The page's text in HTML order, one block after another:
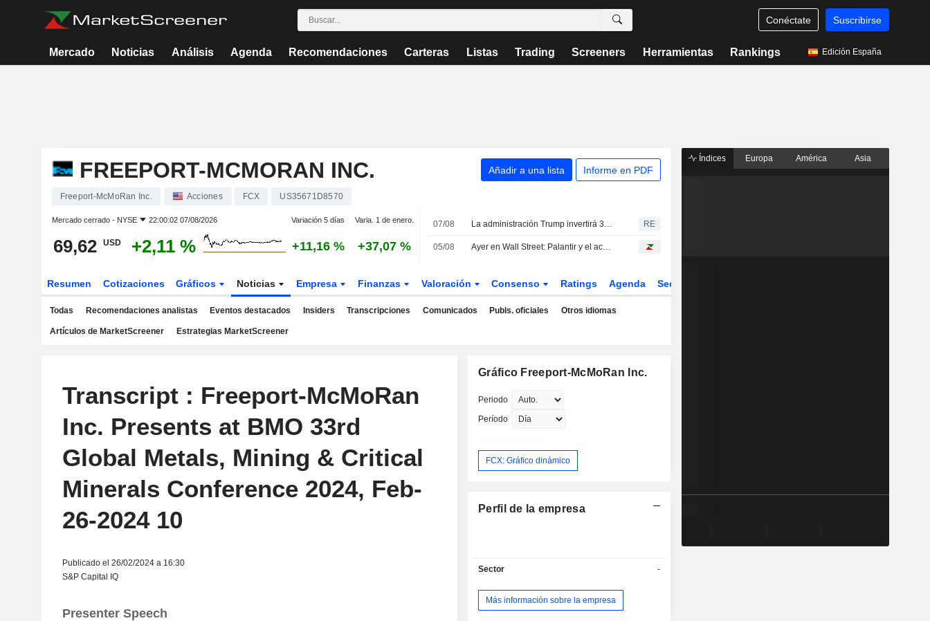
Conéctate Suscribirse
Mercado Noticias Análisis Agenda Recomendaciones Carteras Listas Trading Screeners Herramientas Rankings Edición España
FREEPORT-MCMORAN INC. Añadir a una lista Informe en PDF
Freeport-McMoRan Inc. Acciones FCX US35671D8570
Mercado cerrado - NYSE 22:00:02 07/08/2026 Variación 5 días Varia. 1 de enero.
69,62 USD +2,11 % +11,16 % +37,07 %
07/08 La administración Trump invertirá 3.000 millones USD en proyectos mineros para reforzar las cadenas de suministro de defensa de EE. UU. RE
05/08 Ayer en Wall Street: Palantir y el acuerdo previsto sobre Ormuz animan la sesión
Resumen Cotizaciones Gráficos Noticias Empresa Finanzas Valoración Consenso Ratings Agenda Sector
Todas Recomendaciones analistas Eventos destacados Insiders Transcripciones Comunicados Publs. oficiales Otros idiomas
Artículos de MarketScreener Estrategias MarketScreener
Transcript : Freeport-McMoRan
Inc. Presents at BMO 33rd
Global Metals, Mining & Critical
Minerals Conference 2024, Feb-
26-2024 10
Publicado el 26/02/2024 a 16:30
S&P Capital IQ
Presenter Speech
Gráfico Freeport-McMoRan Inc.
Periodo
Período
FCX: Gráfico dinámico
Perfil de la empresa
Sector -
Más información sobre la empresa
Índices Europa América Asia